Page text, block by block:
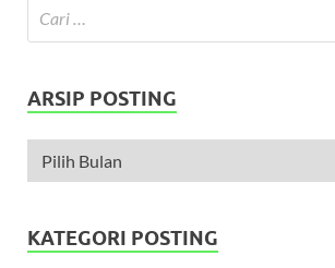
ARSIP POSTING
KATEGORI POSTING